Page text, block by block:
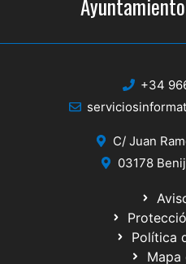
+34
C/ Juan
03178
Política
Mapa